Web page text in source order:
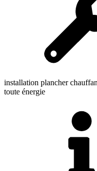
installation plancher
toute énergie